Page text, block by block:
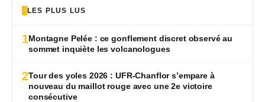
LES PLUS LUS
1Montagne Pelée : ce gonflement discret observé au
sommet inquiète les volcanologues
2Tour des yoles 2026 : UFR-Chanflor s’empare à
nouveau du maillot rouge avec une 2e victoire
consécutive